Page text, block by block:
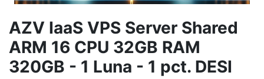
AZV IaaS VPS Server Shared
ARM 16 CPU 32GB RAM
320GB - 1 Luna - 1 pct. DESI